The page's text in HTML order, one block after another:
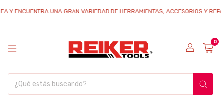
ENCUENTRA UNA GRAN VARIEDAD DE HERRAMIENTAS, ACCESORIOS Y
0